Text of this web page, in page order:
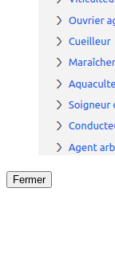
Fermer